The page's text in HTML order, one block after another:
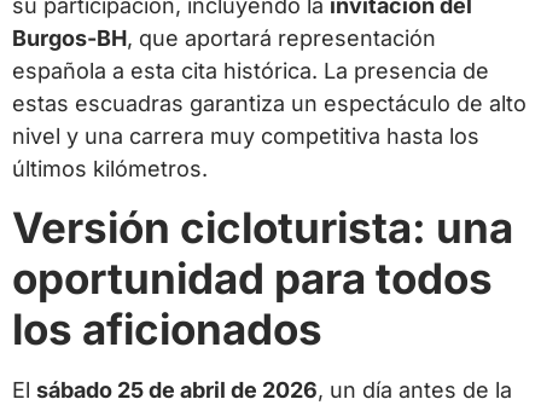
su participación, incluyendo la invitación del
Burgos-BH, que aportará representación
española a esta cita histórica. La presencia de
estas escuadras garantiza un espectáculo de alto
nivel y una carrera muy competitiva hasta los
últimos kilómetros.
Versión cicloturista: una
oportunidad para todos
los aficionados
El sábado 25 de abril de 2026, un día antes de la